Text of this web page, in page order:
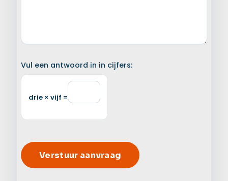
Vul een antwoord in in cijfers:
drie × vijf =